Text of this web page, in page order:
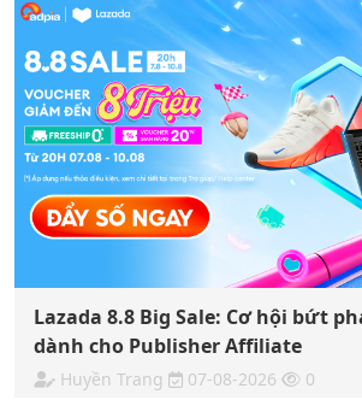
Lazada 8.8 Big Sale: Cơ hội bứt
dành cho Publisher Affiliate
Huyền Trang 07-08-2026 0